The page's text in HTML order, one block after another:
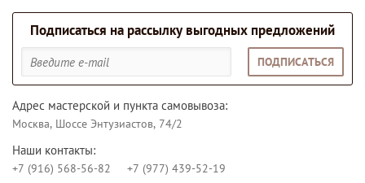
Подписаться на рассылку выгодных предложений
ПОДПИСАТЬСЯ
Адрес мастерской и пункта самовывоза:
Москва, Шоссе Энтузиастов, 74/2
Наши контакты:
+7 (916) 568-56-82 +7 (977) 439-52-19